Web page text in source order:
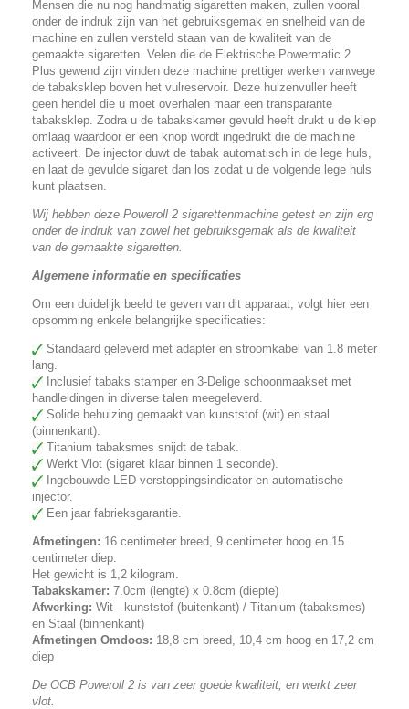
Mensen die nu nog handmatig sigaretten maken, zullen vooral
onder de indruk zijn van het gebruiksgemak en snelheid van de
machine en zullen versteld staan van de kwaliteit van de
gemaakte sigaretten. Velen die de Elektrische Powermatic 2
Plus gewend zijn vinden deze machine prettiger werken vanwege
de tabaksklep boven het vulreservoir. Deze hulzenvuller heeft
geen hendel die u moet overhalen maar een transparante
tabaksklep. Zodra u de tabakskamer gevuld heeft drukt u de klep
omlaag waardoor er een knop wordt ingedrukt die de machine
activeert. De injector duwt de tabak automatisch in de lege huls,
en laat de gevulde sigaret dan los zodat u de volgende lege huls
kunt plaatsen.
Wij hebben deze Poweroll 2 sigarettenmachine getest en zijn erg
onder de indruk van zowel het gebruiksgemak als de kwaliteit
van de gemaakte sigaretten.
Algemene informatie en specificaties
Om een duidelijk beeld te geven van dit apparaat, volgt hier een
opsomming enkele belangrijke specificaties:
Standaard geleverd met adapter en stroomkabel van 1.8 meter
lang.
Inclusief tabaks stamper en 3-Delige schoonmaakset met
handleidingen in diverse talen meegeleverd.
Solide behuizing gemaakt van kunststof (wit) en staal
(binnenkant).
Titanium tabaksmes snijdt de tabak.
Werkt Vlot (sigaret klaar binnen 1 seconde).
Ingebouwde LED verstoppingsindicator en automatische
injector.
Een jaar fabrieksgarantie.
Afmetingen: 16 centimeter breed, 9 centimeter hoog en 15
centimeter diep.
Het gewicht is 1,2 kilogram.
Tabakskamer: 7.0cm (lengte) x 0.8cm (diepte)
Afwerking: Wit - kunststof (buitenkant) / Titanium (tabaksmes)
en Staal (binnenkant)
Afmetingen Omdoos: 18,8 cm breed, 10,4 cm hoog en 17,2 cm
diep
De OCB Poweroll 2 is van zeer goede kwaliteit, en werkt zeer
vlot.